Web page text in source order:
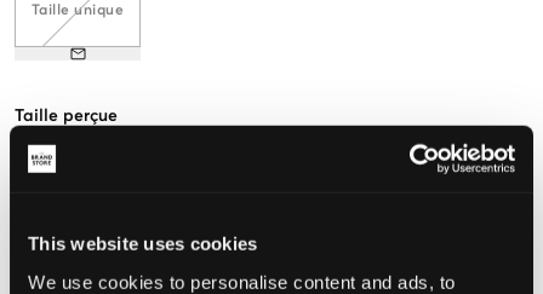
This website uses cookies
We use cookies to personalise content and ads, to
Taille unique
Taille perçue
Petit Grande
CHOISIR LA TAILLE